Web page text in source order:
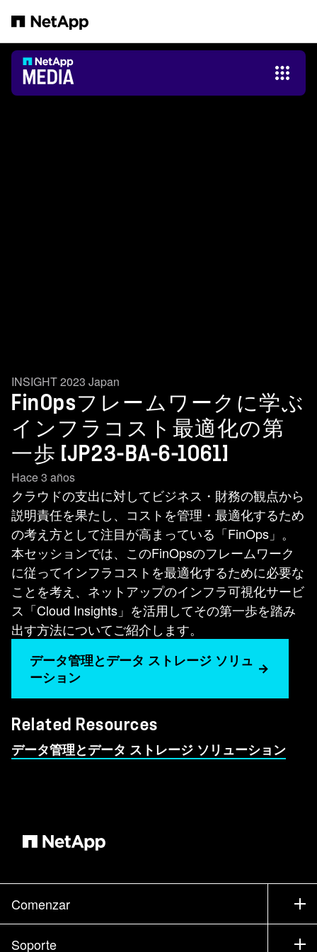
INSIGHT 2023 Japan
FinOpsフレームワークに学ぶ
インフラコスト最適化の第
一歩 [JP23-BA-6-1061]
Hace 3 años
クラウドの支出に対してビジネス・財務の観点から
説明責任を果たし、コストを管理・最適化するため
の考え方として注目が高まっている「FinOps」。
本セッションでは、このFinOpsのフレームワーク
に従ってインフラコストを最適化するために必要な
ことを考え、ネットアップのインフラ可視化サービ
ス「Cloud Insights」を活用してその第一歩を踏み
出す方法についてご紹介します。
データ管理とデータ ストレージ ソリュ
ーション
Related Resources
データ管理とデータ ストレージ ソリューション
Comenzar
Cómo comprar
Soporte